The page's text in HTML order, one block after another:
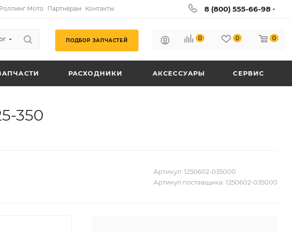
Мото Партнёрам Контакты 8 (800) 555-66-98
ПОДБОР ЗАПЧАСТЕЙ 0 0 0
РАСХОДНИКИ АКСЕССУАРЫ СЕРВИС
350
Артикул: 1250602-035000
Артикул поставщика: 1250602-035000